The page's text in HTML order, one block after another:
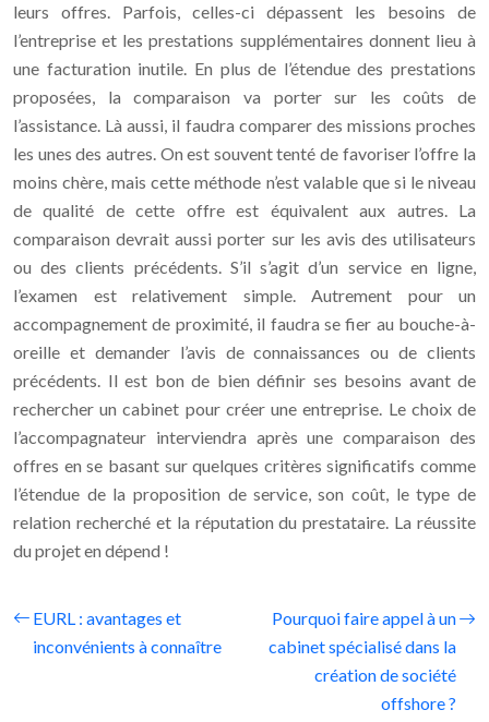
leurs offres. Parfois, celles-ci dépassent les besoins de
l’entreprise et les prestations supplémentaires donnent lieu à
une facturation inutile. En plus de l’étendue des prestations
proposées, la comparaison va porter sur les coûts de
l’assistance. Là aussi, il faudra comparer des missions proches
les unes des autres. On est souvent tenté de favoriser l’offre la
moins chère, mais cette méthode n’est valable que si le niveau
de qualité de cette offre est équivalent aux autres. La
comparaison devrait aussi porter sur les avis des utilisateurs
ou des clients précédents. S’il s’agit d’un service en ligne,
l’examen est relativement simple. Autrement pour un
accompagnement de proximité, il faudra se fier au bouche-à-
oreille et demander l’avis de connaissances ou de clients
précédents. Il est bon de bien définir ses besoins avant de
rechercher un cabinet pour créer une entreprise. Le choix de
l’accompagnateur interviendra après une comparaison des
offres en se basant sur quelques critères significatifs comme
l’étendue de la proposition de service, son coût, le type de
relation recherché et la réputation du prestataire. La réussite
du projet en dépend !
EURL : avantages et
inconvénients à connaître
Pourquoi faire appel à un
cabinet spécialisé dans la
création de société
offshore ?